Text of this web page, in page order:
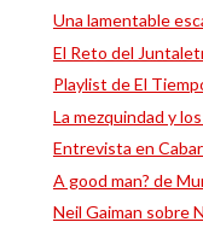
Una lamentable
El Reto del
Playlist de El
La mezquindad y
Entrevista en
A good man? de
Neil Gaiman sobre